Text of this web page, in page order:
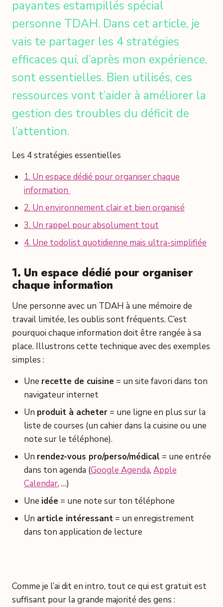
payantes estampillés spécial
personne TDAH. Dans cet article, je
vais te partager les 4 stratégies
efficaces qui, d’après mon expérience,
sont essentielles. Bien utilisés, ces
ressources vont t’aider à améliorer la
gestion des troubles du déficit de
l’attention.
Les 4 stratégies essentielles
1. Un espace dédié pour organiser chaque
information
2. Un environnement clair et bien organisé
3. Un rappel pour absolument tout
4. Une todolist quotidienne mais ultra-simplifiée
1. Un espace dédié pour organiser
chaque information
Une personne avec un TDAH à une mémoire de
travail limitée, les oublis sont fréquents. C’est
pourquoi chaque information doit être rangée à sa
place. Illustrons cette technique avec des exemples
simples :
Une recette de cuisine = un site favori dans ton
navigateur internet
Un produit à acheter = une ligne en plus sur la
liste de courses (un cahier dans la cuisine ou une
note sur le téléphone).
Un rendez-vous pro/perso/médical = une entrée
dans ton agenda (Google Agenda, Apple
Calendar, …)
Une idée = une note sur ton téléphone
Un article intéressant = un enregistrement
dans ton application de lecture
Comme je l’ai dit en intro, tout ce qui est gratuit est
suffisant pour la grande majorité des gens :